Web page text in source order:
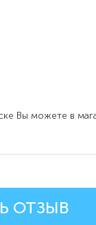
Вы можете в
ОТЗЫВ